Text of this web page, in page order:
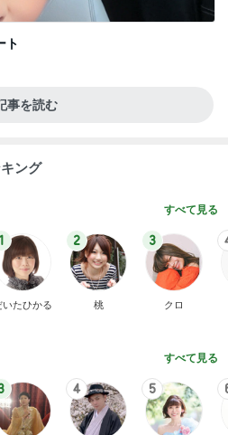
ト
事を読む
ング
すべて見る
1
いたひかる
2
桃
3
クロ
すべて見る
4 5